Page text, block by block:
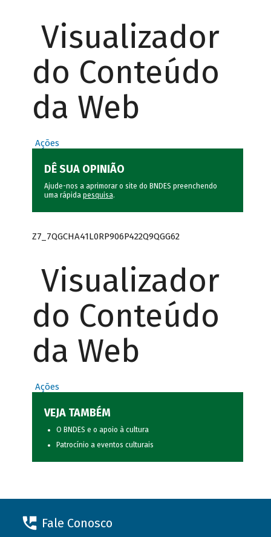
Visualizador
do Conteúdo
da Web
Ações
DÊ SUA OPINIÃO
Ajude-nos a aprimorar o site do BNDES preenchendo
uma rápida pesquisa.
Z7_7QGCHA41L0RP906P422Q9QGG62
Visualizador
do Conteúdo
da Web
Ações
VEJA TAMBÉM
O BNDES e o apoio à cultura
Patrocínio a eventos culturais
Fale Conosco